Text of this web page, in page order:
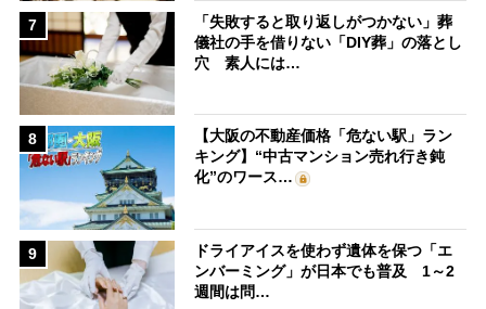
7
「失敗すると取り返しがつかない」葬
儀社の手を借りない「DIY葬」の落とし
穴 素人には…
8
【大阪の不動産価格「危ない駅」ラン
キング】“中古マンション売れ行き鈍
化”のワース…
9
ドライアイスを使わず遺体を保つ「エ
ンバーミング」が日本でも普及 1～2
週間は問…